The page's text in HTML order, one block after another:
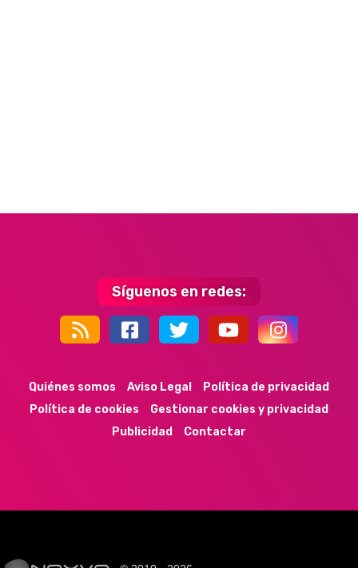
Síguenos en redes:
Quiénes somos Aviso Legal
Política de privacidad
Política de cookies
Gestionar cookies y privacidad
Publicidad
Contactar